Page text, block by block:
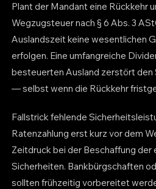
Plant der Mandant eine Rückkehr
Wegzugsteuer nach § 6 Abs. 3
Auslandszeit keine wesentlichen
erfolgen. Eine umfangreiche
besteuerten Ausland zerstört
— selbst wenn die Rückkehr
Fallstrick fehlende
Ratenzahlung erst kurz vor dem
Zeitdruck bei der Beschaffung der
Sicherheiten. Bankbürgschaften
sollten frühzeitig vorbereitet